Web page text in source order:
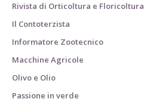
Rivista di Orticoltura e Floricoltura
Il Contoterzista
Informatore Zootecnico
Macchine Agricole
Olivo e Olio
Passione in verde